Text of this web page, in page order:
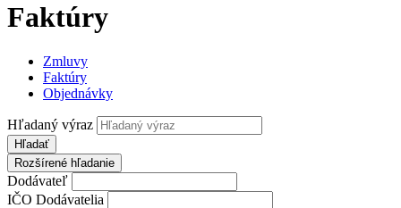
Faktúry
Zmluvy
Faktúry
Objednávky
Hľadaný výraz
Hľadať
Rozšírené hľadanie
Dodávateľ
IČO Dodávatelia